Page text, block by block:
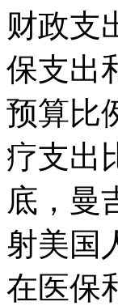
财政支
保支出
预算比
疗支出
底，曼
射美国
在医保